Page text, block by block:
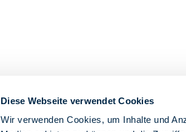
Diese Webseite verwendet Cookies
Wir verwenden Cookies, um Inhalte und